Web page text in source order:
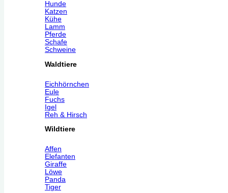
Hunde
Katzen
Kühe
Lamm
Pferde
Schafe
Schweine
Waldtiere
Eichhörnchen
Eule
Fuchs
Igel
Reh & Hirsch
Wildtiere
Affen
Elefanten
Giraffe
Löwe
Panda
Tiger